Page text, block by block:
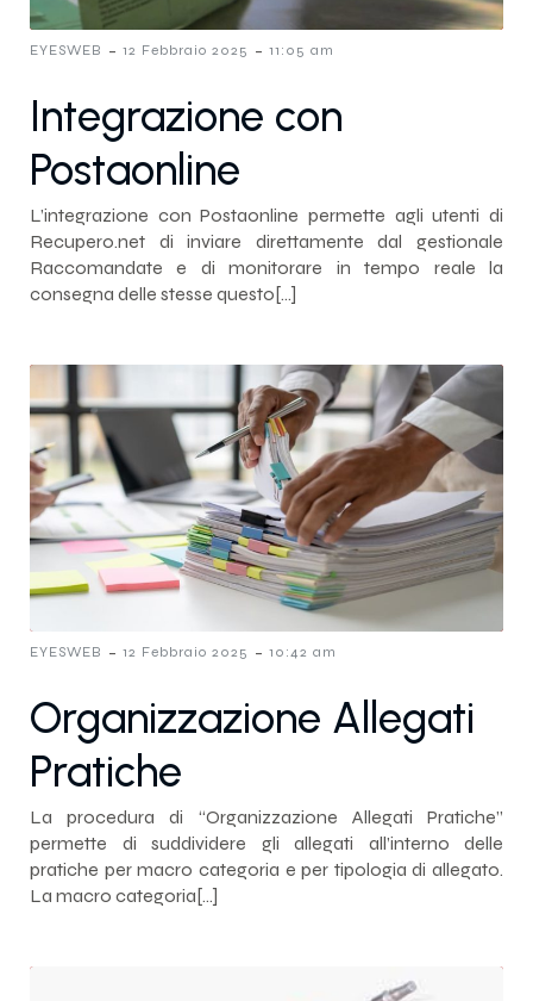
EYESWEB - 12 Febbraio 2025 - 11:05 am
Integrazione con
Postaonline
L’integrazione con Postaonline permette agli utenti di
Recupero.net di inviare direttamente dal gestionale
Raccomandate e di monitorare in tempo reale la
consegna delle stesse questo[…]
EYESWEB - 12 Febbraio 2025 - 10:42 am
Organizzazione Allegati
Pratiche
La procedura di “Organizzazione Allegati Pratiche”
permette di suddividere gli allegati all’interno delle
pratiche per macro categoria e per tipologia di allegato.
La macro categoria[…]